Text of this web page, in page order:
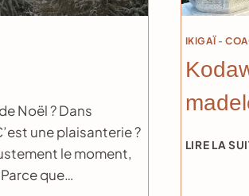
Noël ? Dans
une plaisanterie ?
le moment,
que…
IKIGAÏ-
LIRE LA